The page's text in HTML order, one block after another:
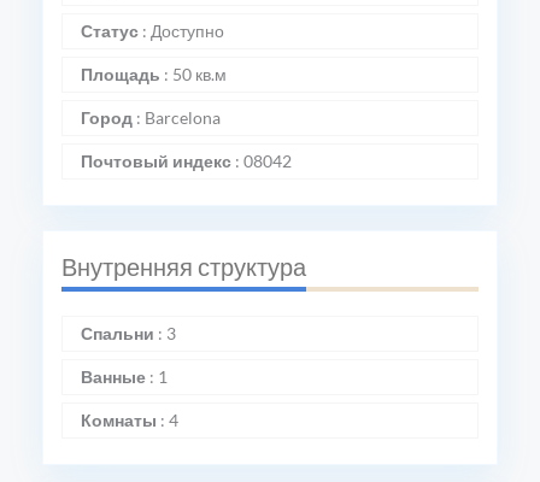
Статус : Доступно
Площадь : 50 кв.м
Город : Barcelona
Почтовый индекс : 08042
Внутренняя структура
Спальни : 3
Ванные : 1
Комнаты : 4